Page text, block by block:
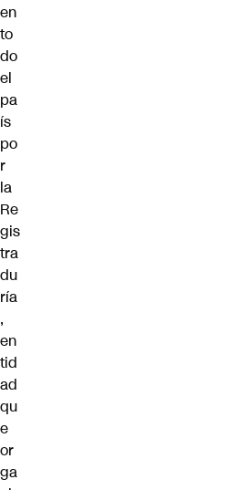
en
to
do
el
pa
ís
po
r
la
Re
gis
tra
du
ría
,
en
tid
ad
qu
e
or
ga